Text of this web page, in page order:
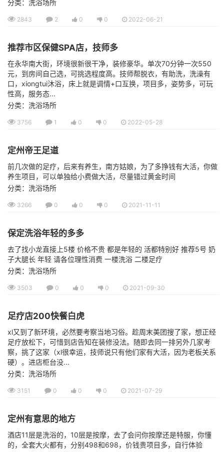
分类：洗浴场所
2843 2 0 0 2022-06-21
推荐市区保健SPA店，技师多
在永华南大街，环境很新很干净，装修豪华。单次70分钟一次550
元，到房间自己选，可挑选程度高。技师帮脱衣，有助洗，洗澡有
口，xiongtui沐浴，床上就是调情+口互换，项目多，姿势多，可玩
性高，服务态...
分类：洗浴场所
3756 1 0 0 2022-05-28
定州帝王足道
前几次做的足疗，后来有养生，南方姑娘，为了多挣钱有大活，你做
养生项目，可以单独给小费做大活，尽量错过黄金时间
分类：洗浴场所
3266 0 0 0 2021-11-11
保定洗浴年轻的多多
去了找小龙直接上5楼 价格不贵 都是年轻的 活都特别好 推荐5号 奶
子大腿长 年轻 请各位理性消费 一楼洗浴 二楼足疗
分类：洗浴场所
3503 0 0 0 2021-09-30
足疗店200快餐白虎
xl又到了新环境，必然要考察当地习俗。趁周末美团搜了家，想正经
足疗放松下，可惜到店告知在装修没法。随即去同一排另外几家考
察，挑了这家（xl很幸运，技师说只有他们家有大活，因为老板关系
硬）。进店柜台没...
分类：洗浴场所
3151 0 0 0 2021-07-29
定州有意思的地方
酒店11层是洗浴的，10层是按摩，去了会问你按摩还是特服，你懂
的，全套大火都有，分别498和698，价钱贵项目多，自行体验